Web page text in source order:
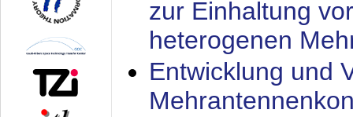
zur Einhaltung
heterogenen
Entwicklung und